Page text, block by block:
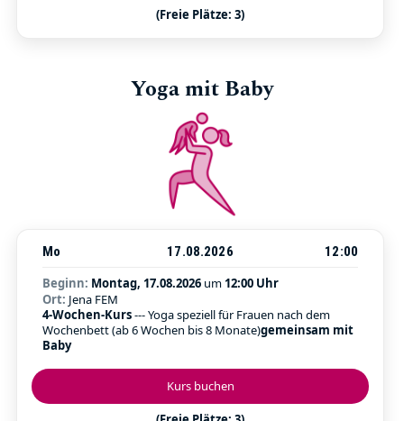
(Freie Plätze: 3)
Yoga mit Baby
Kurs buchen
Mo 17.08.2026
12:00
Beginn: Montag, 17.08.2026 um 12:00 Uhr
Ort: Jena FEM
4-Wochen-Kurs--- Yoga speziell für Frauen nach dem
Wochenbett (ab 6 Wochen bis 8 Monate)gemeinsam mit
Baby